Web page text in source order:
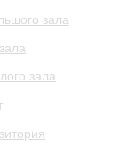
зала
зала